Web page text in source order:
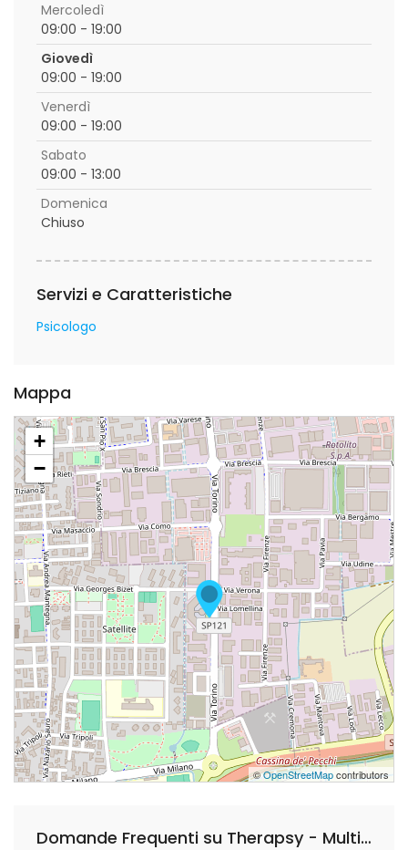
Mercoledì
09:00 - 19:00
Giovedì
09:00 - 19:00
Venerdì
09:00 - 19:00
Sabato
09:00 - 13:00
Domenica
Chiuso
Servizi e Caratteristiche
Psicologo
Mappa
+
−
©OpenStreetMapcontributors
Domande Frequenti su Therapsy - Multilingual Psychotherapist & Psychologist in